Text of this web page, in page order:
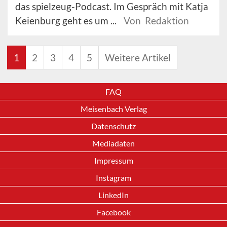
das spielzeug-Podcast. Im Gespräch mit Katja
Keienburg geht es um ...
Von Redaktion
1 2 3 4 5 Weitere Artikel
FAQ
Meisenbach Verlag
Datenschutz
Mediadaten
Impressum
Instagram
LinkedIn
Facebook